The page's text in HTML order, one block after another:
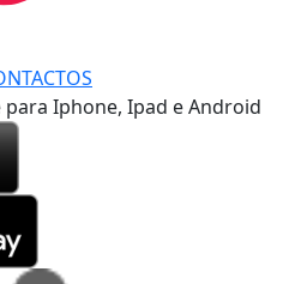
Iphone, Ipad e Android